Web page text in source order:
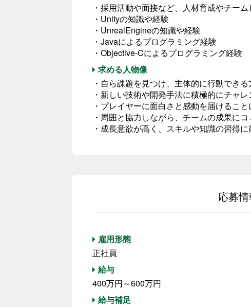
・採用活動や面接など、人材育成やチー
・Unityの知識や経験
・UnrealEngineの知識や経験
・Javaによるプログラミング経験
・Objective-Cによるプログラミング経験
求める人物像
・自ら課題を見つけ、主体的に行動できる
・新しい技術や開発手法に積極的にチャ
・プレイヤーに面白さと感動を届けるこ
・周囲と協力しながら、チームの成果に
・成長意欲が高く、スキルや知識の習得
応募
雇用形態
正社員
給与
400万円～600万円
給与補足